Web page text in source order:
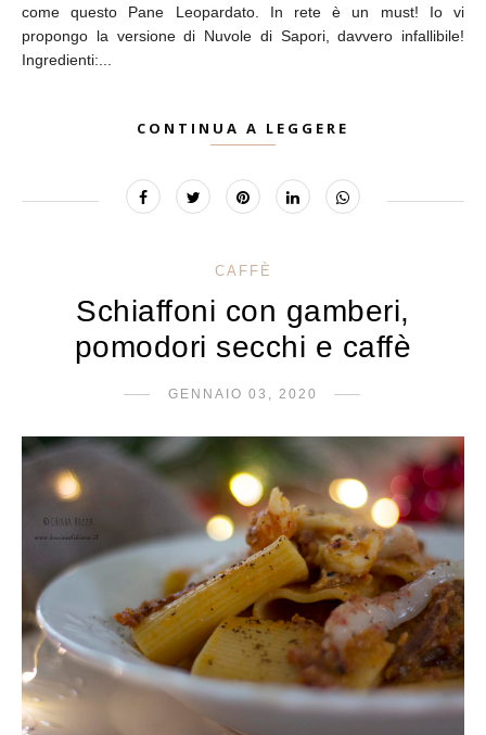
come questo Pane Leopardato. In rete è un must! Io vi
propongo la versione di Nuvole di Sapori, davvero infallibile!
Ingredienti:...
CONTINUA A LEGGERE
CAFFÈ
Schiaffoni con gamberi,
pomodori secchi e caffè
GENNAIO 03, 2020